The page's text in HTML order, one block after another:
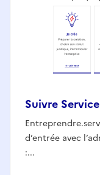
Suivre
d’entrée avec
:...